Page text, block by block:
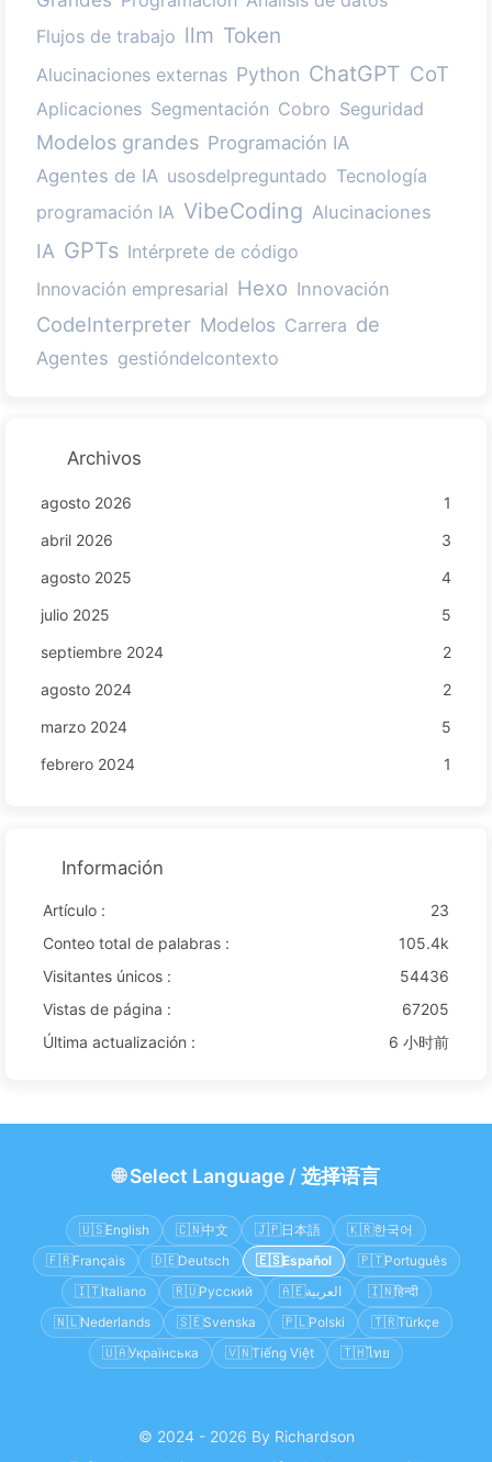
Flujos de trabajo llm Token
Alucinaciones externas Python ChatGPT CoT
Aplicaciones Segmentación Cobro Seguridad
Modelos grandes Programación IA
Agentes de IA usosdelpreguntado Tecnología
programación IA VibeCoding Alucinaciones
IA GPTs Intérprete de código
Innovación empresarial Hexo Innovación
CodeInterpreter Modelos Carrera de
Agentes gestióndelcontexto
Archivos
agosto 2026
1
abril 2026
3
agosto 2025
4
julio 2025
5
septiembre 2024
2
agosto 2024
2
marzo 2024
5
febrero 2024
1
Información
Artículo :
23
Conteo total de palabras :
105.4k
Visitantes únicos :
54436
Vistas de página :
67205
Última actualización :
6 小时前
🌐Select Language/ 选择语言
🇺🇸English 🇨🇳中文 🇯🇵日本語 🇰🇷한국어
🇫🇷Français 🇩🇪Deutsch 🇪🇸 Español 🇵🇹Português
🇮🇹Italiano 🇷🇺Русский 🇦🇪العربية 🇮🇳हिन्दी
🇳🇱Nederlands 🇸🇪Svenska 🇵🇱Polski 🇹🇷Türkçe
🇺🇦Українська 🇻🇳Tiếng Việt 🇹🇭ไทย
© 2024 - 2026 By Richardson